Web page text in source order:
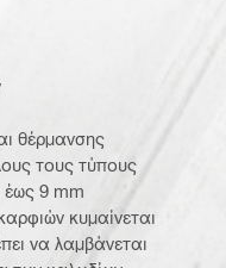
θέρμανσης
τους τύπους
έως 9 mm
κυμαίνεται
να λαμβάνεται